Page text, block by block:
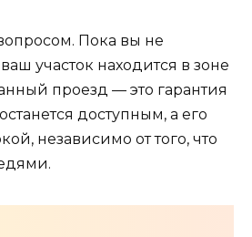
Пока вы не
участок находится в зоне
проезд — это гарантия
доступным, а его
независимо от того, что